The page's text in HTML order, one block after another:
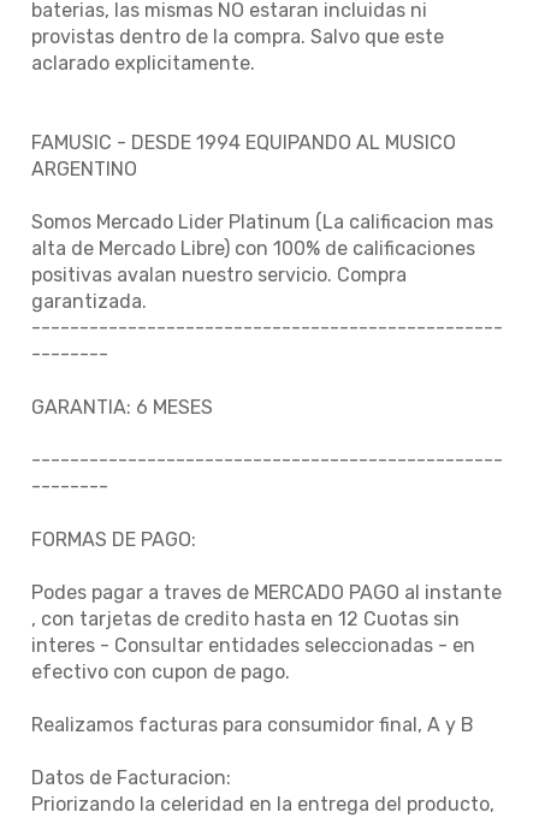
baterias, las mismas NO estaran incluidas ni
provistas dentro de la compra. Salvo que este
aclarado explicitamente.
FAMUSIC - DESDE 1994 EQUIPANDO AL MUSICO
ARGENTINO
Somos Mercado Lider Platinum (La calificacion mas
alta de Mercado Libre) con 100% de calificaciones
positivas avalan nuestro servicio. Compra
garantizada.
-------------------------------------------------
--------
GARANTIA: 6 MESES
-------------------------------------------------
--------
FORMAS DE PAGO:
Podes pagar a traves de MERCADO PAGO al instante
, con tarjetas de credito hasta en 12 Cuotas sin
interes - Consultar entidades seleccionadas - en
efectivo con cupon de pago.
Realizamos facturas para consumidor final, A y B
Datos de Facturacion:
Priorizando la celeridad en la entrega del producto,